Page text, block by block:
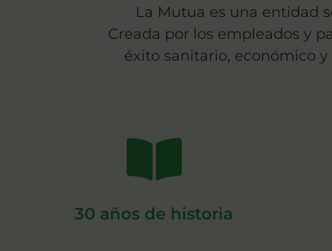
con la
Mutua
de la Mutua
con la
Mutua
de la Mutua
con la
Mutua
de la Mutua
La Mutua es una entidad
Creada por los empleados y
éxito sanitario, económico
30 años de historia